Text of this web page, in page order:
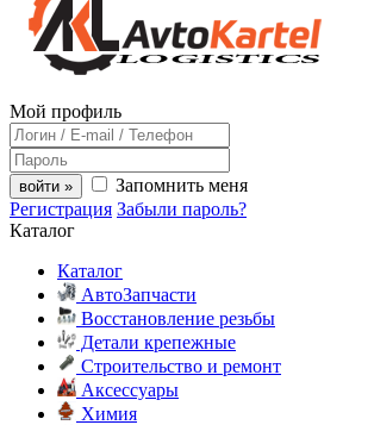
Мой профиль
войти »
Запомнить меня
Регистрация Забыли пароль?
Каталог
Каталог
АвтоЗапчасти
Восстановление резьбы
Детали крепежные
Строительство и ремонт
Аксессуары
Химия